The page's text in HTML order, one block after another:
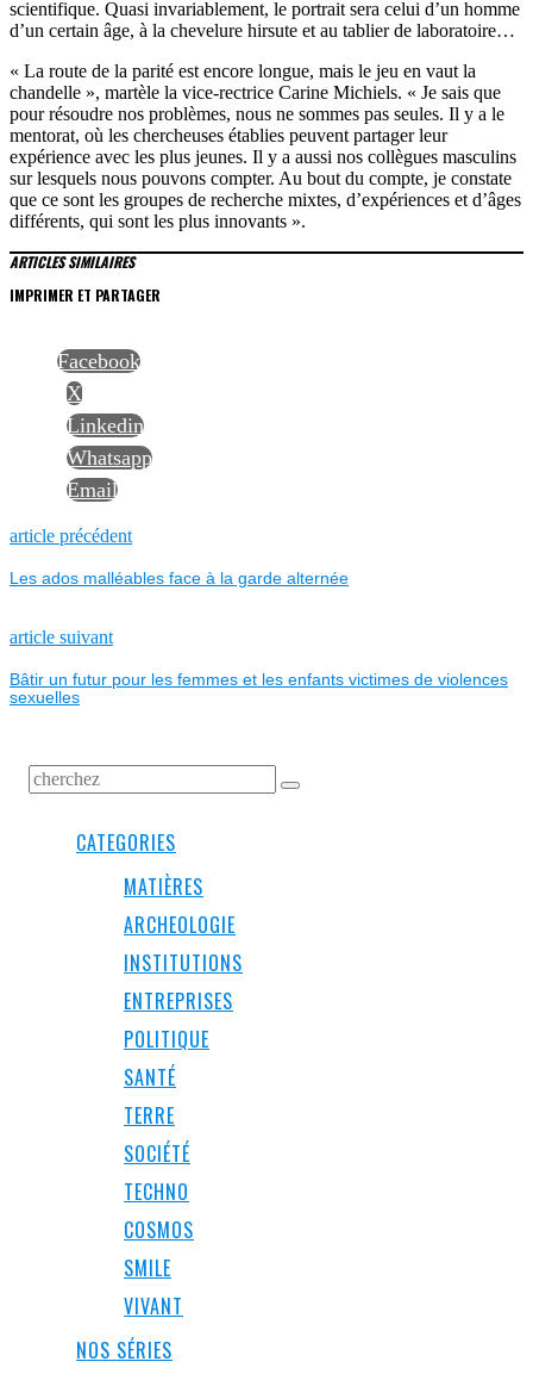
scientifique. Quasi invariablement, le portrait sera celui d’un homme
d’un certain âge, à la chevelure hirsute et au tablier de laboratoire…
« La route de la parité est encore longue, mais le jeu en vaut la
chandelle », martèle la vice-rectrice Carine Michiels. « Je sais que
pour résoudre nos problèmes, nous ne sommes pas seules. Il y a le
mentorat, où les chercheuses établies peuvent partager leur
expérience avec les plus jeunes. Il y a aussi nos collègues masculins
sur lesquels nous pouvons compter. Au bout du compte, je constate
que ce sont les groupes de recherche mixtes, d’expériences et d’âges
différents, qui sont les plus innovants ».
ARTICLES SIMILAIRES
IMPRIMER ET PARTAGER
Facebook
X
Linkedin
Whatsapp
Email
NAVIGATION
DE
L’ARTICLE
article précédentPrevious
Les ados malléables face à la garde alternée
article suivantNext
Bâtir un futur pour les femmes et les enfants victimes de violences
sexuelles
CATEGORIES
MATIÈRES
ARCHEOLOGIE
INSTITUTIONS
ENTREPRISES
POLITIQUE
SANTÉ
TERRE
SOCIÉTÉ
TECHNO
COSMOS
SMILE
VIVANT
NOS SÉRIES